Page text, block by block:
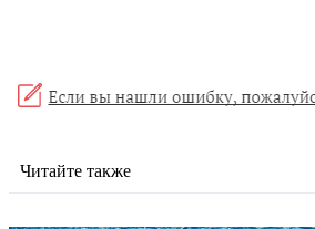
Читайте также